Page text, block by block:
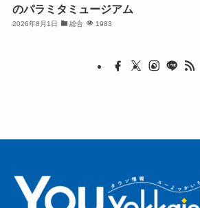
のパラミタミュージアム
2026年8月1日 総合 1983